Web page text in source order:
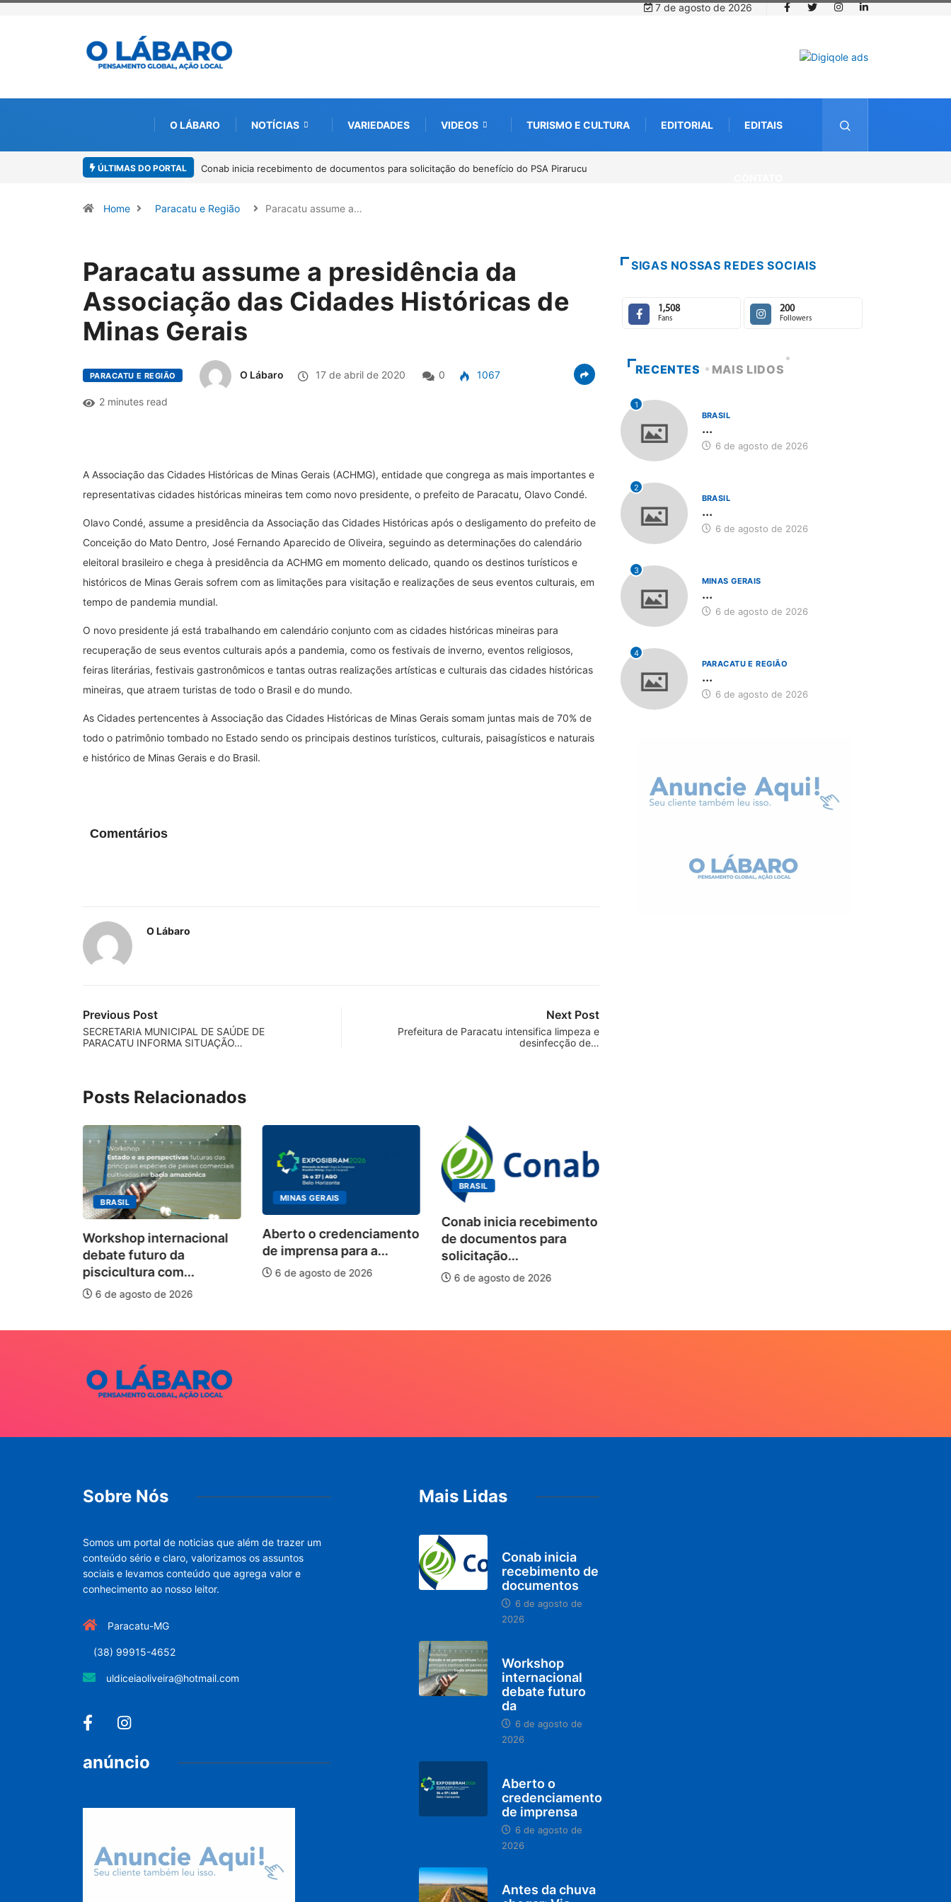
7 de agosto de 2026
O LÁBARO NOTÍCIAS VARIEDADES VIDEOS TURISMO E CULTURA EDITORIAL EDITAIS
ÚLTIMAS DO PORTAL Conab inicia recebimento de documentos para solicitação do benefício do PSA Pirarucu
Home Paracatu e Região Paracatu assume a…
Paracatu assume a presidência da
Associação das Cidades Históricas de
Minas Gerais
PARACATU E REGIÃO O Lábaro 17 de abril de 2020 0 1067
2 minutes read
A Associação das Cidades Históricas de Minas Gerais (ACHMG), entidade que congrega as mais importantes e
representativas cidades históricas mineiras tem como novo presidente, o prefeito de Paracatu, Olavo Condé.
Olavo Condé, assume a presidência da Associação das Cidades Históricas após o desligamento do prefeito de
Conceição do Mato Dentro, José Fernando Aparecido de Oliveira, seguindo as determinações do calendário
eleitoral brasileiro e chega à presidência da ACHMG em momento delicado, quando os destinos turísticos e
históricos de Minas Gerais sofrem com as limitações para visitação e realizações de seus eventos culturais, em
tempo de pandemia mundial.
O novo presidente já está trabalhando em calendário conjunto com as cidades históricas mineiras para
recuperação de seus eventos culturais após a pandemia, como os festivais de inverno, eventos religiosos,
feiras literárias, festivais gastronômicos e tantas outras realizações artísticas e culturais das cidades históricas
mineiras, que atraem turistas de todo o Brasil e do mundo.
As Cidades pertencentes à Associação das Cidades Históricas de Minas Gerais somam juntas mais de 70% de
todo o patrimônio tombado no Estado sendo os principais destinos turísticos, culturais, paisagísticos e naturais
e histórico de Minas Gerais e do Brasil.
Comentários
O Lábaro
Previous Post
SECRETARIA MUNICIPAL DE SAÚDE DE
PARACATU INFORMA SITUAÇÃO…
Next Post
Prefeitura de Paracatu intensifica limpeza e
desinfecção de…
Posts Relacionados
BRASIL
Workshop internacional
debate futuro da
piscicultura com...
6 de agosto de 2026
MINAS GERAIS
Aberto o credenciamento
de imprensa para a...
6 de agosto de 2026
BRASIL
Conab inicia recebimento
de documentos para
solicitação...
6 de agosto de 2026
SIGAS NOSSAS REDES SOCIAIS
1,508
Fans
200
Followers
RECENTES MAIS LIDOS
1
BRASIL
...
6 de agosto de 2026
2
BRASIL
...
6 de agosto de 2026
3
MINAS GERAIS
...
6 de agosto de 2026
4
PARACATU E REGIÃO
...
6 de agosto de 2026
Sobre Nós
Somos um portal de noticias que além de trazer um
conteúdo sério e claro, valorizamos os assuntos
sociais e levamos conteúdo que agrega valor e
conhecimento ao nosso leitor.
Paracatu-MG
(38) 99915-4652
uldiceiaoliveira@hotmail.com
anúncio
Mais Lidas
Conab inicia
recebimento de
documentos
6 de agosto de
2026
Workshop
internacional
debate futuro
da
6 de agosto de
2026
Aberto o
credenciamento
de imprensa
6 de agosto de
2026
Antes da chuva